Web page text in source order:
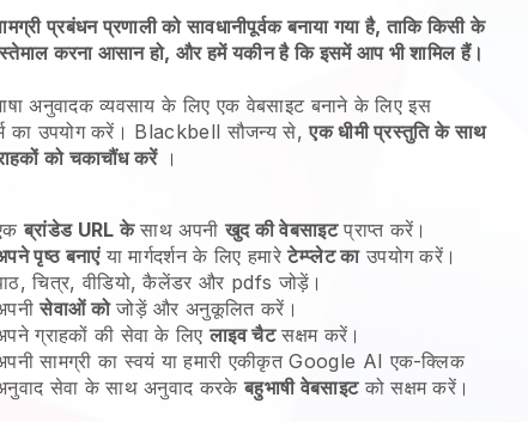
प्रबंधन प्रणाली को सावधानीपूर्वक बनाया गया है, ताकि किसी के
करना आसान हो, और हमें यकीन है कि इसमें आप भी शामिल हैं।
अनुवादक व्यवसाय के लिए एक वेबसाइट बनाने के लिए इस
का उपयोग करें। Blackbell सौजन्य से,एक धीमी प्रस्तुति के साथ
को चकाचौंध करें।
ब्रांडेड URL केसाथ अपनीखुद की वेबसाइटप्राप्त करें।
पृष्ठ बनाएंया मार्गदर्शन के लिए हमारेटेम्प्लेट काउपयोग करें।
चित्र, वीडियो, कैलेंडर और pdfs जोड़ें।
सेवाओं कोजोड़ें और अनुकूलित करें।
ग्राहकों की सेवा के लिएलाइव चैटसक्षम करें।
सामग्री का स्वयं या हमारी एकीकृत Google AI एक-क्लिक
सेवा के साथ अनुवाद करकेबहुभाषी वेबसाइटको सक्षम करें।